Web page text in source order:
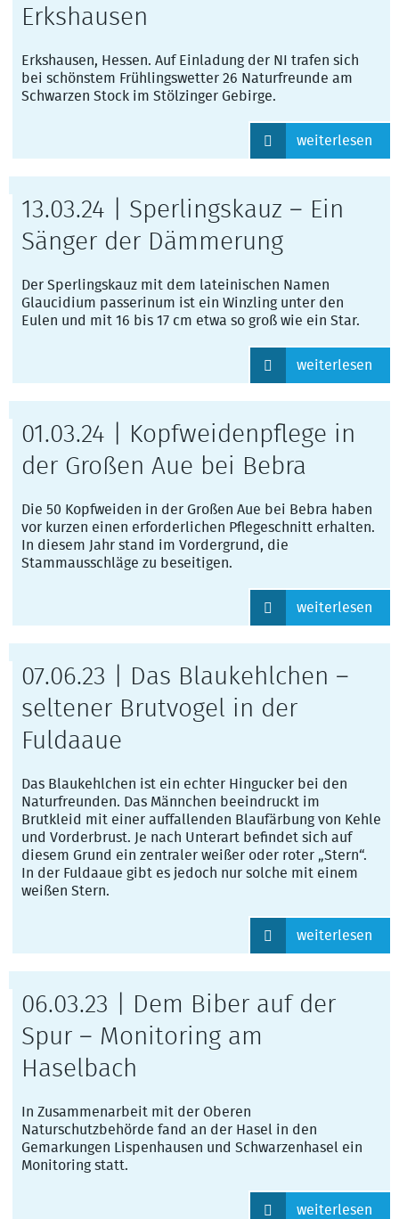
Erkshausen
Erkshausen, Hessen. Auf Einladung der NI trafen sich
bei schönstem Frühlingswetter 26 Naturfreunde am
Schwarzen Stock im Stölzinger Gebirge.
weiterlesen
13.03.24 | Sperlingskauz – Ein
Sänger der Dämmerung
Der Sperlingskauz mit dem lateinischen Namen
Glaucidium passerinum ist ein Winzling unter den
Eulen und mit 16 bis 17 cm etwa so groß wie ein Star.
weiterlesen
01.03.24 | Kopfweidenpflege in
der Großen Aue bei Bebra
Die 50 Kopfweiden in der Großen Aue bei Bebra haben
vor kurzen einen erforderlichen Pflegeschnitt erhalten.
In diesem Jahr stand im Vordergrund, die
Stammausschläge zu beseitigen.
weiterlesen
07.06.23 | Das Blaukehlchen –
seltener Brutvogel in der
Fuldaaue
Das Blaukehlchen ist ein echter Hingucker bei den
Naturfreunden. Das Männchen beeindruckt im
Brutkleid mit einer auffallenden Blaufärbung von Kehle
und Vorderbrust. Je nach Unterart befindet sich auf
diesem Grund ein zentraler weißer oder roter „Stern“.
In der Fuldaaue gibt es jedoch nur solche mit einem
weißen Stern.
weiterlesen
06.03.23 | Dem Biber auf der
Spur – Monitoring am
Haselbach
In Zusammenarbeit mit der Oberen
Naturschutzbehörde fand an der Hasel in den
Gemarkungen Lispenhausen und Schwarzenhasel ein
Monitoring statt.
weiterlesen